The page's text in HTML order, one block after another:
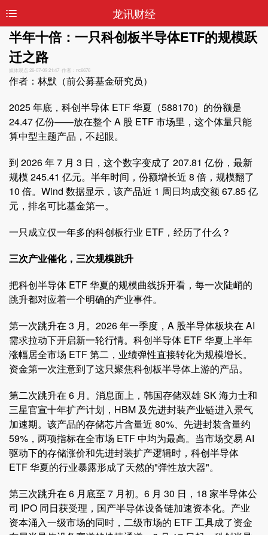
龙讯财经
半年十倍：一只科创板半导体ETF的规模跃
迁之路
媒体观点 26-07-09 21:47 作者：nc6676
作者：林默（前公募基金研究员）
2025 年底，科创半导体 ETF 华夏（588170）的份额是
24.47 亿份——放在整个 A 股 ETF 市场里，这个体量只能
算中型主题产品，不起眼。
到 2026 年 7 月 3 日，这个数字变成了 207.81 亿份，最新
规模 245.41 亿元。半年时间，份额增长近 8 倍，规模翻了
10 倍。Wind 数据显示，该产品近 1 周日均成交额 67.85 亿
元，排名可比基金第一。
一只成立仅一年多的科创板行业 ETF，经历了什么？
三次产业催化，三次规模跳升
把科创半导体 ETF 华夏的规模曲线拆开看，每一次陡峭的
跳升都对应着一个明确的产业事件。
第一次跳升在 3 月。2026 年一季度，A 股半导体板块在 AI
需求拉动下开启新一轮行情。科创半导体 ETF 华夏上半年
涨幅居全市场 ETF 第二，业绩弹性直接转化为规模增长。
资金第一次注意到了这只聚焦科创板半导体上游的产品。
第二次跳升在 6 月。消息面上，韩国存储双雄 SK 海力士和
三星官宣十年扩产计划，HBM 及先进封装产业链进入景气
加速期。该产品的存储芯片含量近 80%、先进封装含量约
59%，两项指标在全市场 ETF 中均为最高。当市场交易 AI
驱动下的存储涨价和先进封装扩产逻辑时，科创半导体
ETF 华夏的行业暴露形成了天然的"弹性放大器"。
第三次跳升在 6 月底至 7 月初。6 月 30 日，18 家半导体公
司 IPO 同日获受理，国产半导体设备链加速资本化。产业
资本涌入一级市场的同时，二级市场的 ETF 工具成了资金